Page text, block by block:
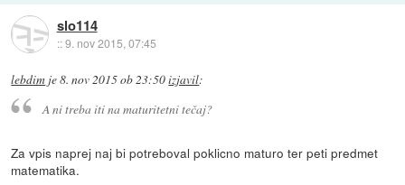
slo114
::9. nov 2015, 07:45
lebdim je8. nov 2015 ob 23:50izjavil:
A ni treba iti na maturitetni tečaj?
Za vpis naprej naj bi potreboval poklicno maturo ter peti predmet
matematika.